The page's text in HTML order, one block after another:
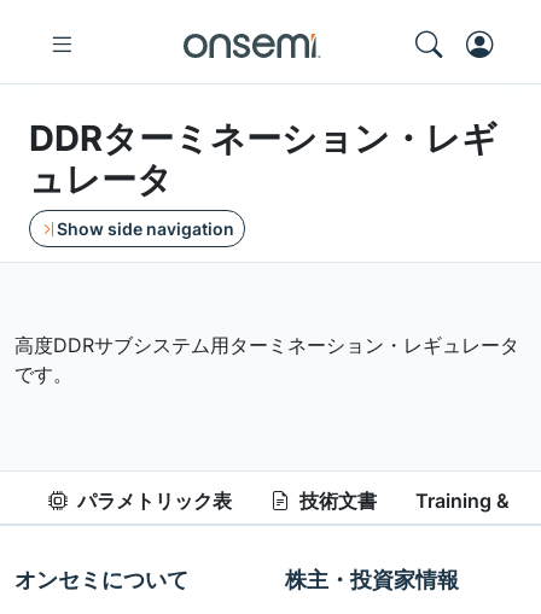
DDRターミネーション・レギ
ュレータ
Show side navigation
高度DDRサブシステム用ターミネーション・レギュレータ
です。
パラメトリック表 技術文書 Training &
オンセミについて 株主・投資家情報